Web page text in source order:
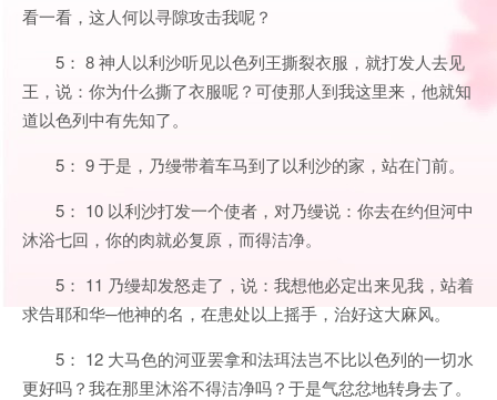
看一看，这人何以寻隙攻击我呢？
5： 8 神人以利沙听见以色列王撕裂衣服，就打发人去见
王，说：你为什么撕了衣服呢？可使那人到我这里来，他就知
道以色列中有先知了。
5： 9 于是，乃缦带着车马到了以利沙的家，站在门前。
5： 10 以利沙打发一个使者，对乃缦说：你去在约但河中
沐浴七回，你的肉就必复原，而得洁净。
5： 11 乃缦却发怒走了，说：我想他必定出来见我，站着
求告耶和华─他神的名，在患处以上摇手，治好这大麻风。
5： 12 大马色的河亚罢拿和法珥法岂不比以色列的一切水
更好吗？我在那里沐浴不得洁净吗？于是气忿忿地转身去了。